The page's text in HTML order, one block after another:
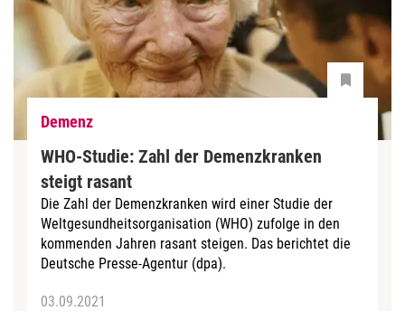
Demenz
WHO-Studie: Zahl der Demenzkranken
steigt rasant
Die Zahl der Demenzkranken wird einer Studie der
Weltgesundheitsorganisation (WHO) zufolge in den
kommenden Jahren rasant steigen. Das berichtet die
Deutsche Presse-Agentur (dpa).
03.09.2021